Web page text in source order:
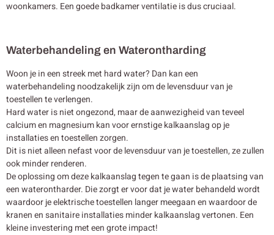
woonkamers. Een goede badkamer ventilatie is dus cruciaal.
Waterbehandeling en Waterontharding
Woon je in een streek met hard water? Dan kan een
waterbehandeling noodzakelijk zijn om de levensduur van je
toestellen te verlengen.
Hard water is niet ongezond, maar de aanwezigheid van teveel
calcium en magnesium kan voor ernstige kalkaanslag op je
installaties en toestellen zorgen.
Dit is niet alleen nefast voor de levensduur van je toestellen, ze zullen
ook minder renderen.
De oplossing om deze kalkaanslag tegen te gaan is de plaatsing van
een waterontharder. Die zorgt er voor dat je water behandeld wordt
waardoor je elektrische toestellen langer meegaan en waardoor de
kranen en sanitaire installaties minder kalkaanslag vertonen. Een
kleine investering met een grote impact!